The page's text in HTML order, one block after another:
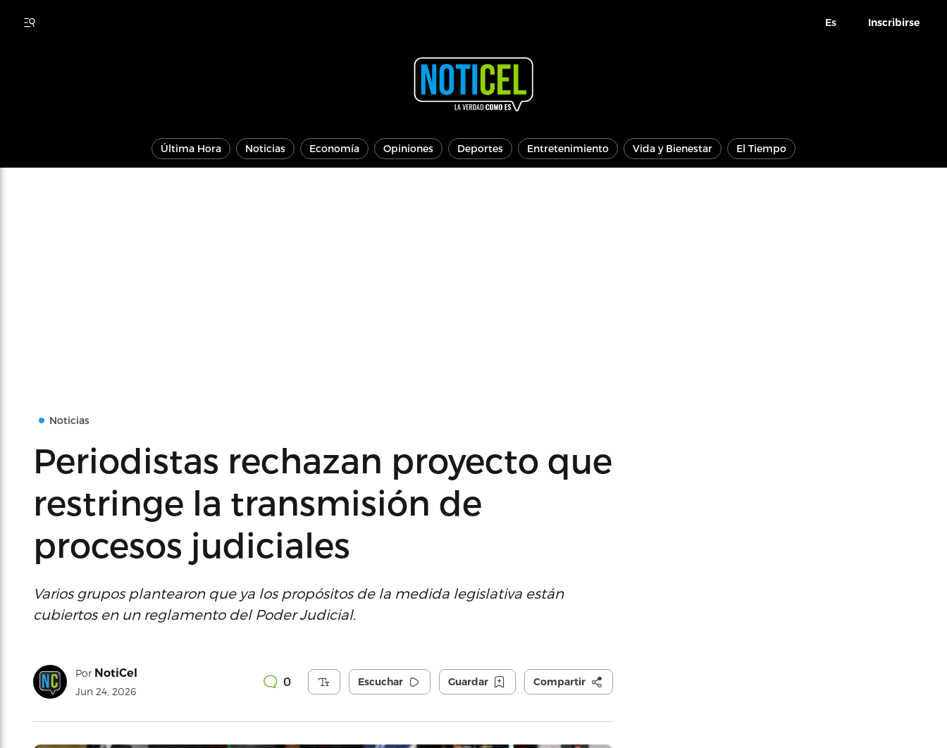
Es Inscribirse
Última Hora Noticias Economía Opiniones Deportes Entretenimiento Vida y Bienestar El Tiempo
Noticias
Periodistas rechazan proyecto que
restringe la transmisión de
procesos judiciales
Varios grupos plantearon que ya los propósitos de la medida legislativa están
cubiertos en un reglamento del Poder Judicial.
Por NotiCel
Jun 24, 2026
0 Escuchar Guardar Compartir